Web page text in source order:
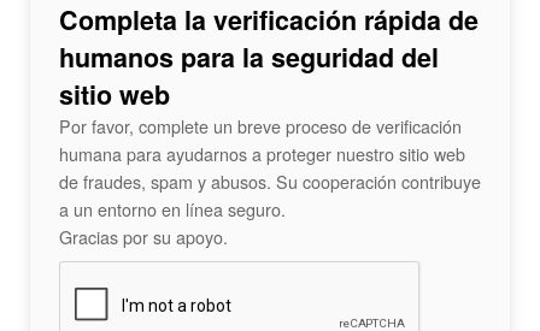
Completa la verificación rápida de
humanos para la seguridad del
sitio web
Por favor, complete un breve proceso de verificación
humana para ayudarnos a proteger nuestro sitio web
de fraudes, spam y abusos. Su cooperación contribuye
a un entorno en línea seguro.
Gracias por su apoyo.